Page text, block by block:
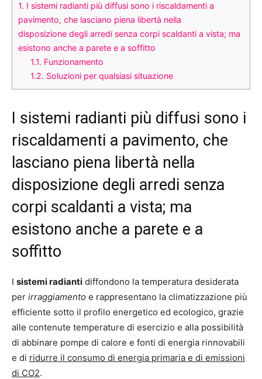
1. I sistemi radianti più diffusi sono i riscaldamenti a
pavimento, che lasciano piena libertà nella
disposizione degli arredi senza corpi scaldanti a vista; ma
esistono anche a parete e a soffitto
1.1. Funzionamento
1.2. Soluzioni per qualsiasi situazione
I sistemi radianti più diffusi sono i
riscaldamenti a pavimento, che
lasciano piena libertà nella
disposizione degli arredi senza
corpi scaldanti a vista; ma
esistono anche a parete e a
soffitto
I sistemi radianti diffondono la temperatura desiderata
per irraggiamento e rappresentano la climatizzazione più
efficiente sotto il profilo energetico ed ecologico, grazie
alle contenute temperature di esercizio e alla possibilità
di abbinare pompe di calore e fonti di energia rinnovabili
e di ridurre il consumo di energia primaria e di emissioni
di CO2.